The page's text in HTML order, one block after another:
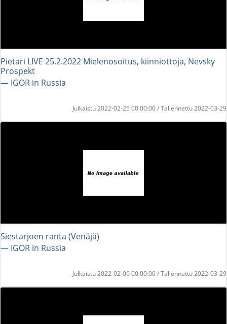
Pietari LIVE 25.2.2022 Mielenosoitus, kiinniottoja, Nevsky
Prospekt
― IGOR in Russia
Julkaistu 2022-02-25 00:00:00 / Tallennettu 2022-03-29
Siestarjoen ranta (Venäjä)
― IGOR in Russia
Julkaistu 2022-02-06 00:00:00 / Tallennettu 2022-03-29